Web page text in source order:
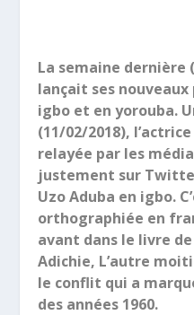
La semaine dernière
lançait ses
igbo et en yorouba.
(11/02/2018),
relayée par les
justement sur
Uzo Aduba en igbo.
orthographiée en
avant dans le livre
Adichie, L’autre
le conflit qui a
des années 1960.